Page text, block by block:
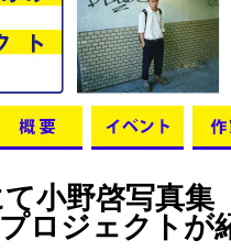
小野啓写真集
ロジェクトが